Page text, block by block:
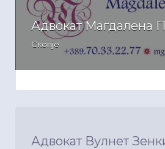
Адвокат Магдалена
Скопје
Адвокат Вулнет